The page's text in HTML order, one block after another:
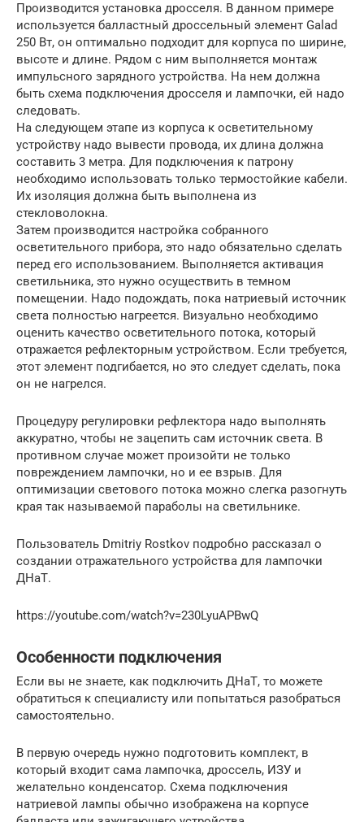
Производится установка дросселя. В данном примере
используется балластный дроссельный элемент Galad
250 Вт, он оптимально подходит для корпуса по ширине,
высоте и длине. Рядом с ним выполняется монтаж
импульсного зарядного устройства. На нем должна
быть схема подключения дросселя и лампочки, ей надо
следовать.
На следующем этапе из корпуса к осветительному
устройству надо вывести провода, их длина должна
составить 3 метра. Для подключения к патрону
необходимо использовать только термостойкие кабели.
Их изоляция должна быть выполнена из
стекловолокна.
Затем производится настройка собранного
осветительного прибора, это надо обязательно сделать
перед его использованием. Выполняется активация
светильника, это нужно осуществить в темном
помещении. Надо подождать, пока натриевый источник
света полностью нагреется. Визуально необходимо
оценить качество осветительного потока, который
отражается рефлекторным устройством. Если требуется,
этот элемент подгибается, но это следует сделать, пока
он не нагрелся.
Процедуру регулировки рефлектора надо выполнять
аккуратно, чтобы не зацепить сам источник света. В
противном случае может произойти не только
повреждением лампочки, но и ее взрыв. Для
оптимизации светового потока можно слегка разогнуть
края так называемой параболы на светильнике.
Пользователь Dmitriy Rostkov подробно рассказал о
создании отражательного устройства для лампочки
ДНаТ.
https://youtube.com/watch?v=230LyuAPBwQ
Особенности подключения
Если вы не знаете, как подключить ДНаТ, то можете
обратиться к специалисту или попытаться разобраться
самостоятельно.
В первую очередь нужно подготовить комплект, в
который входит сама лампочка, дроссель, ИЗУ и
желательно конденсатор. Схема подключения
натриевой лампы обычно изображена на корпусе